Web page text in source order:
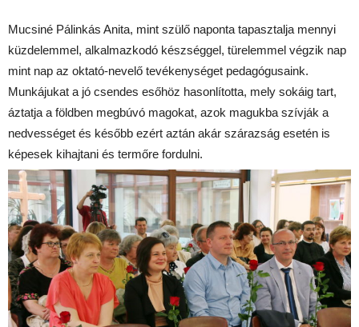
Mucsiné Pálinkás Anita, mint szülő naponta tapasztalja mennyi
küzdelemmel, alkalmazkodó készséggel, türelemmel végzik nap
mint nap az oktató-nevelő tevékenységet pedagógusaink.
Munkájukat a jó csendes esőhöz hasonlította, mely sokáig tart,
áztatja a földben megbúvó magokat, azok magukba szívják a
nedvességet és később ezért aztán akár szárazság esetén is
képesek kihajtani és termőre fordulni.